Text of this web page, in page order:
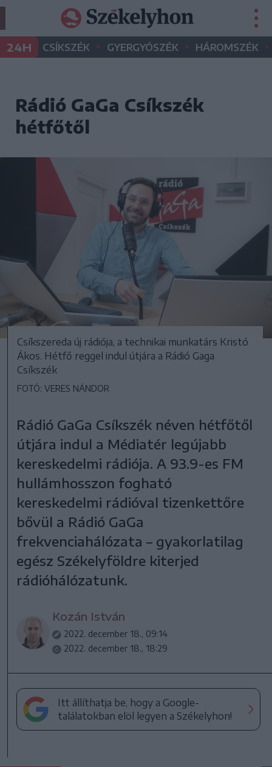
24H CSÍKSZÉK • GYERGYÓSZÉK • HÁROMSZÉK •
Rádió GaGa Csíkszék
hétfőtől
Csíkszereda új rádiója, a technikai munkatárs Kristó
Ákos. Hétfő reggel indul útjára a Rádió Gaga
Csíkszék
FOTÓ: VERES NÁNDOR
Rádió GaGa Csíkszék néven hétfőtől
útjára indul a Médiatér legújabb
kereskedelmi rádiója. A 93.9-es FM
hullámhosszon fogható
kereskedelmi rádióval tizenkettőre
bővül a Rádió GaGa
frekvenciahálózata – gyakorlatilag
egész Székelyföldre kiterjed
rádióhálózatunk.
Kozán István
2022. december 18., 09:14
2022. december 18., 18:29
Itt állíthatja be, hogy a Google-
találatokban elöl legyen a Székelyhon!